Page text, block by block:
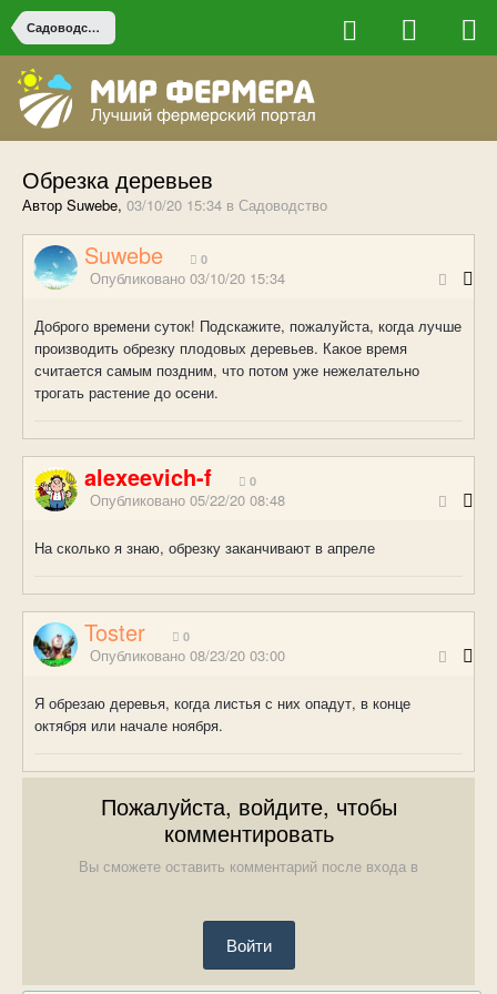
Садоводство
Обрезка деревьев
Автор Suwebe, 03/10/20 15:34 в Садоводство
Suwebe 0
Опубликовано 03/10/20 15:34
Доброго времени суток! Подскажите, пожалуйста, когда лучше
производить обрезку плодовых деревьев. Какое время
считается самым поздним, что потом уже нежелательно
трогать растение до осени.
alexeevich-f 0
Опубликовано 05/22/20 08:48
На сколько я знаю, обрезку заканчивают в апреле
Toster 0
Опубликовано 08/23/20 03:00
Я обрезаю деревья, когда листья с них опадут, в конце
октября или начале ноября.
Пожалуйста, войдите, чтобы
комментировать
Вы сможете оставить комментарий после входа в
Войти